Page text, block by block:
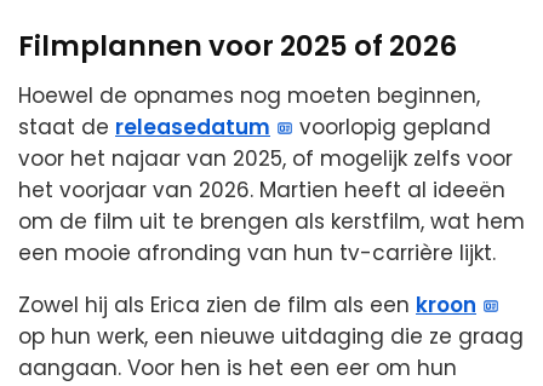
Filmplannen voor 2025 of 2026
Hoewel de opnames nog moeten beginnen,
staat de releasedatum
voorlopig gepland
voor het najaar van 2025, of mogelijk zelfs voor
het voorjaar van 2026. Martien heeft al ideeën
om de film uit te brengen als kerstfilm, wat hem
een mooie afronding van hun tv-carrière lijkt.
Zowel hij als Erica zien de film als een kroon
op hun werk, een nieuwe uitdaging die ze graag
aangaan. Voor hen is het een eer om hun